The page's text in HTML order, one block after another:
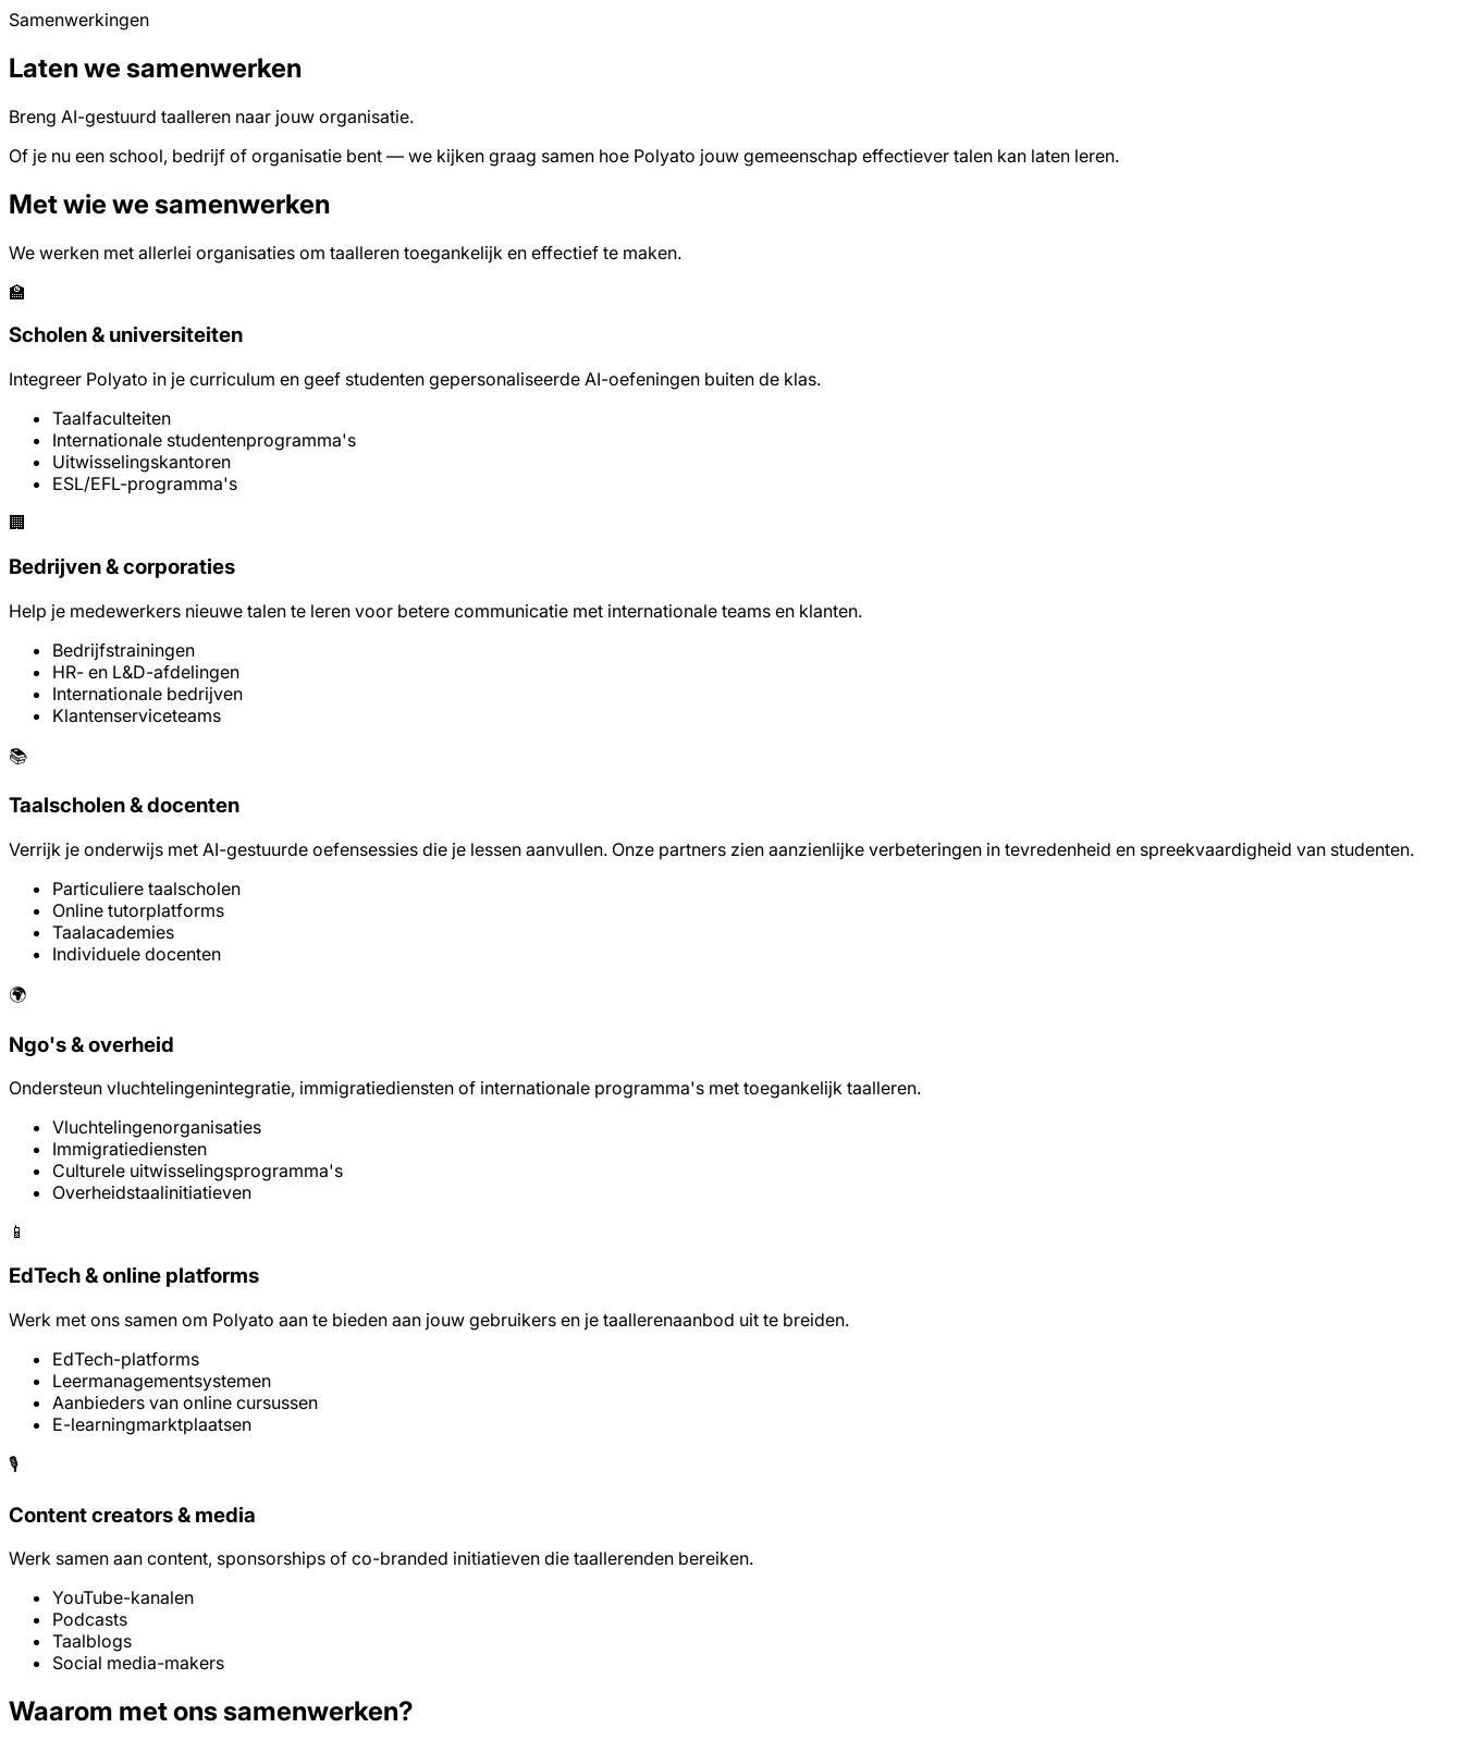
Samenwerkingen
Laten we samenwerken
Breng AI-gestuurd taalleren naar jouw organisatie.
Of je nu een school, bedrijf of organisatie bent — we kijken graag samen hoe Polyato jouw gemeenschap effectiever talen kan laten leren.
Met wie we samenwerken
We werken met allerlei organisaties om taalleren toegankelijk en effectief te maken.
🏫
Scholen & universiteiten
Integreer Polyato in je curriculum en geef studenten gepersonaliseerde AI-oefeningen buiten de klas.
Taalfaculteiten
Internationale studentenprogramma's
Uitwisselingskantoren
ESL/EFL-programma's
🏢
Bedrijven & corporaties
Help je medewerkers nieuwe talen te leren voor betere communicatie met internationale teams en klanten.
Bedrijfstrainingen
HR- en L&D-afdelingen
Internationale bedrijven
Klantenserviceteams
📚
Taalscholen & docenten
Verrijk je onderwijs met AI-gestuurde oefensessies die je lessen aanvullen. Onze partners zien aanzienlijke verbeteringen in tevredenheid en spreekvaardigheid van studenten.
Particuliere taalscholen
Online tutorplatforms
Taalacademies
Individuele docenten
🌍
Ngo's & overheid
Ondersteun vluchtelingenintegratie, immigratiediensten of internationale programma's met toegankelijk taalleren.
Vluchtelingenorganisaties
Immigratiediensten
Culturele uitwisselingsprogramma's
Overheidstaalinitiatieven
📱
EdTech & online platforms
Werk met ons samen om Polyato aan te bieden aan jouw gebruikers en je taallerenaanbod uit te breiden.
EdTech-platforms
Leermanagementsystemen
Aanbieders van online cursussen
E-learningmarktplaatsen
🎙️
Content creators & media
Werk samen aan content, sponsorships of co-branded initiatieven die taallerenden bereiken.
YouTube-kanalen
Podcasts
Taalblogs
Social media-makers
Waarom met ons samenwerken?